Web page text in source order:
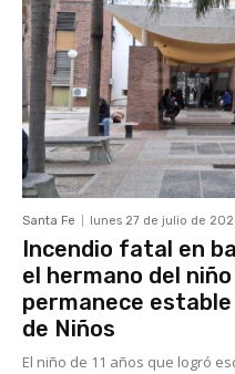
Santa Fe lunes 27 de julio de
Incendio fatal en
el hermano del
permanece estable
de Niños
El niño de 11 años que logró